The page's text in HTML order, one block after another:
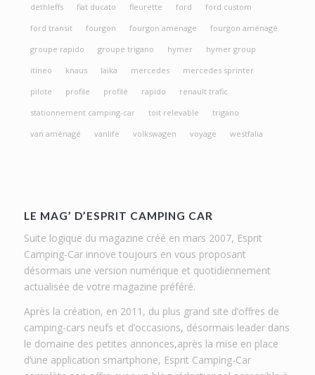
dethleffs
fiat ducato fleurette ford
ford custom
ford transit
fourgon fourgon amenage
fourgon aménagé
groupe rapido
groupe trigano hymer
hymer group
itineo
knaus laika mercedes
mercedes sprinter
pilote
profile profilé rapido
renault trafic
stationnement camping-car
toit relevable
trigano
van aménagé
vanlife volkswagen voyage westfalia
LE MAG’ D’ESPRIT CAMPING CAR
Suite logique du magazine créé en mars 2007, Esprit
Camping-Car innove toujours en vous proposant
désormais une version numérique et quotidiennement
actualisée de votre magazine préféré.
Après la création, en 2011, du plus grand site d’offres de
camping-cars neufs et d’occasions, désormais leader dans
le domaine des petites annonces,après la mise en place
d’une application smartphone, Esprit Camping-Car